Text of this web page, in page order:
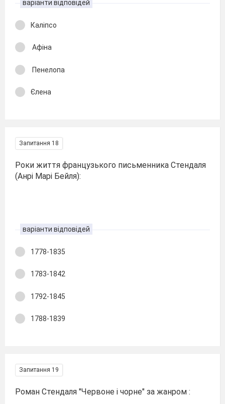
варіанти відповідей
Каліпсо
Афіна
Пенелопа
Єлена
Запитання 18
Роки життя французького письменника Стендаля
(Анрі Марі Бейля):
варіанти відповідей
1778-1835
1783-1842
1792-1845
1788-1839
Запитання 19
Роман Стендаля "Червоне і чорне" за жанром :